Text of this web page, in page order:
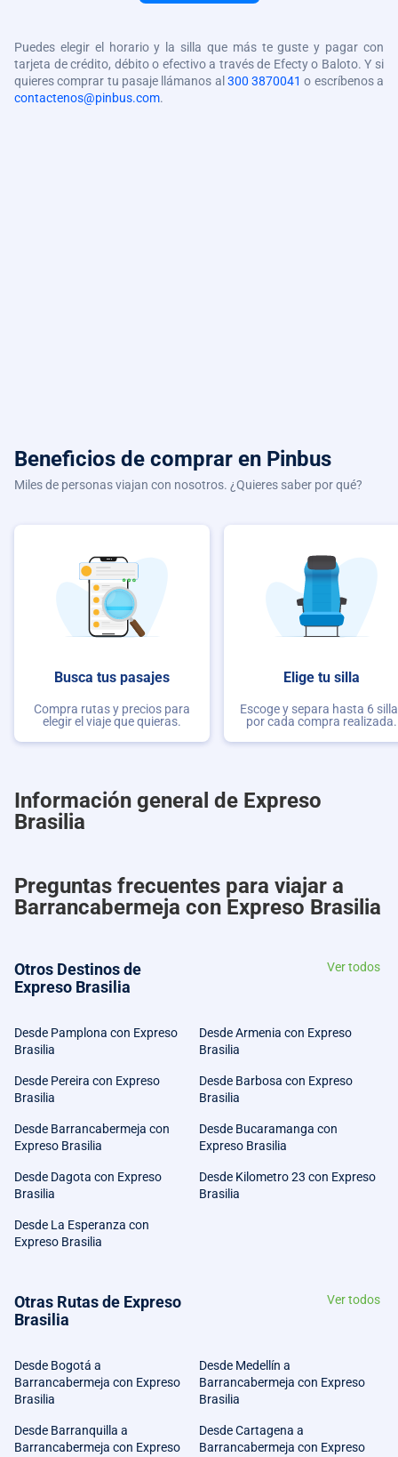
Puedes elegir el horario y la silla que más te guste y pagar con
tarjeta de crédito, débito o efectivo a través de Efecty o Baloto. Y si
quieres comprar tu pasaje llámanos al 300 3870041 o escríbenos a
contactenos@pinbus.com.
Beneficios de comprar en Pinbus
Miles de personas viajan con nosotros. ¿Quieres saber por qué?
Busca tus pasajes
Compra rutas y precios para
elegir el viaje que quieras.
Elige tu silla
Escoge y separa hasta 6
por cada compra realizada.
Información general de Expreso
Brasilia
Preguntas frecuentes para viajar a
Barrancabermeja con Expreso Brasilia
Otros Destinos de
Expreso Brasilia
Ver todos
Desde Pamplona con Expreso
Brasilia
Desde Armenia con Expreso
Brasilia
Desde Pereira con Expreso
Brasilia
Desde Barbosa con Expreso
Brasilia
Desde Barrancabermeja con
Expreso Brasilia
Desde Bucaramanga con
Expreso Brasilia
Desde Dagota con Expreso
Brasilia
Desde Kilometro 23 con Expreso
Brasilia
Desde La Esperanza con
Expreso Brasilia
Otras Rutas de Expreso
Brasilia
Ver todos
Desde Bogotá a
Barrancabermeja con Expreso
Brasilia
Desde Medellín a
Barrancabermeja con Expreso
Brasilia
Desde Barranquilla a
Barrancabermeja con Expreso
Desde Cartagena a
Barrancabermeja con Expreso